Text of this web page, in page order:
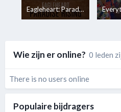
Eagleheart: Paradise Rising
Wie zijn er online? 0 leden
There is no users online
Populaire bijdragers